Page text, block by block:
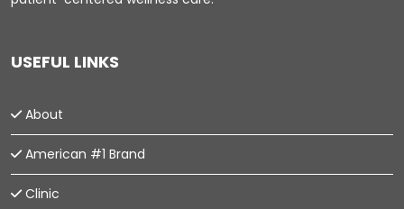
USEFUL LINKS
About
American #1 Brand
Clinic